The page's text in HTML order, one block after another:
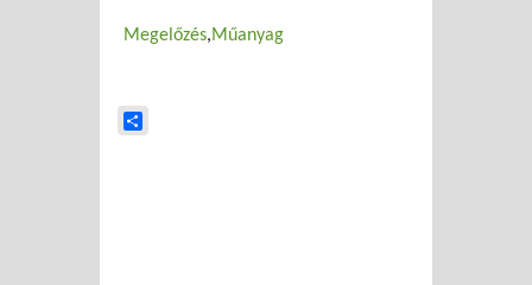
Megelőzés Műanyag